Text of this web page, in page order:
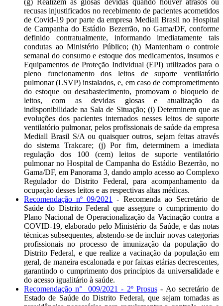
recusas injustificados no recebimento de pacientes acometidos
de Covid-19 por parte da empresa Mediall Brasil no Hospital
de Campanha do Estádio Bezerrão, no Gama/DF, conforme
definido contratualmente, informando imediatamente tais
condutas ao Ministério Público; (h) Mantenham o controle
semanal do consumo e estoque dos medicamentos, insumos e
Equipamentos de Proteção Individual (EPI) utilizados para o
pleno funcionamento dos leitos de suporte ventilatório
pulmonar (LSVP) instalados, e, em caso de comprometimento
do estoque ou desabastecimento, promovam o bloqueio de
leitos, com as devidas glosas e atualização da
indisponibilidade na Sala de Situação; (i) Determinem que as
evoluções dos pacientes internados nesses leitos de suporte
ventilatório pulmonar, pelos profissionais de saúde da empresa
Mediall Brasil S/A ou quaisquer outros, sejam feitas através
do sistema Trakcare; (j) Por fim, determinem a imediata
regulação dos 100 (cem) leitos de suporte ventilatório
pulmonar no Hospital de Campanha do Estádio Bezerrão, no
Gama/DF, em Panorama 3, dando amplo acesso ao Complexo
Regulador do Distrito Federal, para acompanhamento da
ocupação desses leitos e as respectivas altas médicas.
Recomendação nº 09/2021
- Recomenda ao Secretário de
Saúde do Distrito Federal que assegure o cumprimento do
Plano Nacional de Operacionalização da Vacinação contra a
COVID-19, elaborado pelo Ministério da Saúde, e das notas
técnicas subsequentes, abstendo-se de incluir novas categorias
profissionais no processo de imunização da população do
Distrito Federal, e que realize a vacinação da população em
geral, de maneira escalonada e por faixas etárias decrescentes,
garantindo o cumprimento dos princípios da universalidade e
do acesso igualitário à saúde.
Recomendação n° 009/2021 - 2º Prosus- Ao secretário de
Estado de Saúde do Distrito Federal, que sejam tomadas as